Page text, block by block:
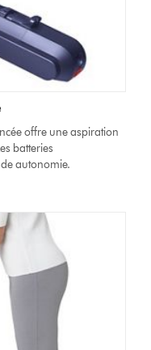
offre une aspiration
batteries
autonomie.